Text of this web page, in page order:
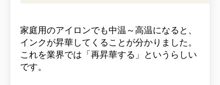
家庭用のアイロンでも中温～高温になると、
インクが昇華してくることが分かりました。
これを業界では 「再昇華する」
というらしい
です。